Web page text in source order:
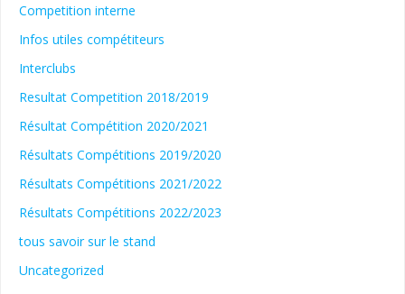
Competition interne
Infos utiles compétiteurs
Interclubs
Resultat Competition 2018/2019
Résultat Compétition 2020/2021
Résultats Compétitions 2019/2020
Résultats Compétitions 2021/2022
Résultats Compétitions 2022/2023
tous savoir sur le stand
Uncategorized